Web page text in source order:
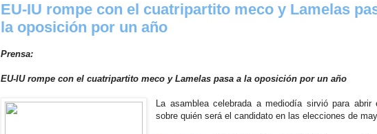
EU-IU rompe con el cuatripartito meco y Lamelas
la oposición por un año
Prensa:
EU-IU rompe con el cuatripartito meco y Lamelas pasa a la oposición por un año
La asamblea celebrada a mediodía sirvió para abrir
sobre quién será el candidato en las elecciones de